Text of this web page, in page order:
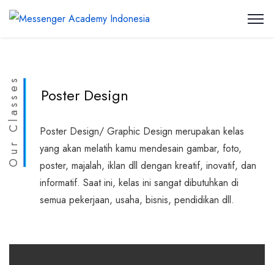
Our Classes Poster Design
Poster Design/ Graphic Design merupakan kelas
yang akan melatih kamu mendesain gambar, foto,
poster, majalah, iklan dll dengan kreatif, inovatif, dan
informatif. Saat ini, kelas ini sangat dibutuhkan di
semua pekerjaan, usaha, bisnis, pendidikan dll.